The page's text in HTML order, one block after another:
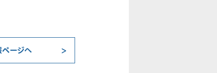
ページへ